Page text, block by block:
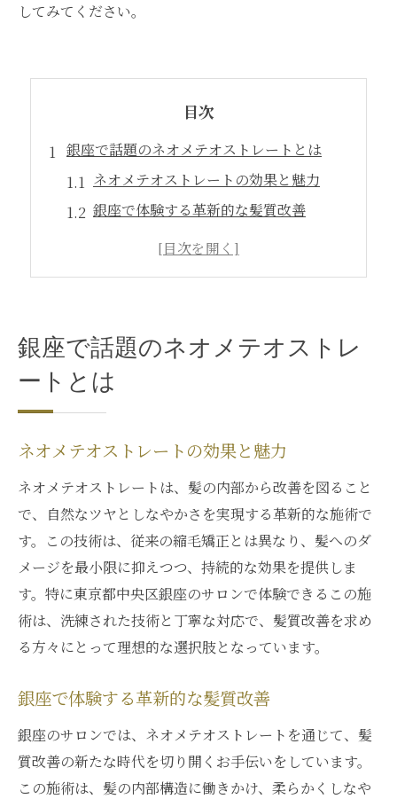
してみてください。
目次
銀座で話題のネオメテオストレートとは
ネオメテオストレートの効果と魅力
銀座で体験する革新的な髪質改善
なぜ銀座でネオメテオが選ばれるのか
ネオメテオを選ぶ理由とその効果
ネオメテオストレートの持続性に迫る
持続するネオメテオストレートの秘密
ネオメテオで実現する持続力の理由
持続性を高めるネオメテオの技術
ネオメテオの効果が続く仕組み
長期間保つネオメテオの施術法
髪質改善に新革命 ネオメテオストレート
新しい髪質改善の可能性を探る
革命的なネオメテオの特徴とは
ネオメテオがもたらす髪質革命
ネオメテオで得られる髪質改善
銀座で体験できる髪質改善ストレート
銀座で話題のネオメテオストレ
ートとは
ネオメテオストレートの効果と魅力
ネオメテオストレートは、髪の内部から改善を図ること
で、自然なツヤとしなやかさを実現する革新的な施術で
す。この技術は、従来の縮毛矯正とは異なり、髪へのダ
メージを最小限に抑えつつ、持続的な効果を提供しま
す。特に東京都中央区銀座のサロンで体験できるこの施
術は、洗練された技術と丁寧な対応で、髪質改善を求め
る方々にとって理想的な選択肢となっています。
銀座で体験する革新的な髪質改善
銀座のサロンでは、ネオメテオストレートを通じて、髪
質改善の新たな時代を切り開くお手伝いをしています。
この施術は、髪の内部構造に働きかけ、柔らかくしなや